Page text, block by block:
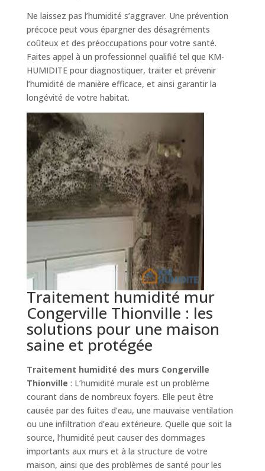
Ne laissez pas l’humidité s’aggraver. Une prévention
précoce peut vous épargner des désagréments
coûteux et des préoccupations pour votre santé.
Faites appel à un professionnel qualifié tel que KM-
HUMIDITE pour diagnostiquer, traiter et prévenir
l’humidité de manière efficace, et ainsi garantir la
longévité de votre habitat.
Traitement humidité mur
Congerville Thionville : les
solutions pour une maison
saine et protégée
Traitement humidité des murs Congerville
Thionville : L’humidité murale est un problème
courant dans de nombreux foyers. Elle peut être
causée par des fuites d’eau, une mauvaise ventilation
ou une infiltration d’eau extérieure. Quelle que soit la
source, l’humidité peut causer des dommages
importants aux murs et à la structure de votre
maison, ainsi que des problèmes de santé pour les